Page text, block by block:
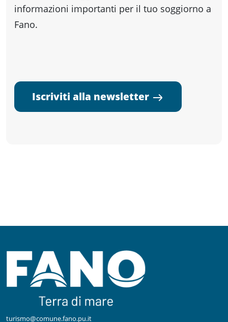
informazioni importanti per il tuo soggiorno a
Fano.
Iscriviti alla newsletter
turismo@comune.fano.pu.it